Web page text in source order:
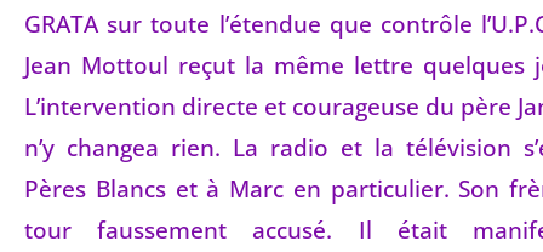
GRATA sur toute l’étendue que contrôle
Jean Mottoul reçut la même lettre quelques
L’intervention directe et courageuse du père
n’y changea rien. La radio et la télévision
Pères Blancs et à Marc en particulier. Son
tour faussement accusé. Il était